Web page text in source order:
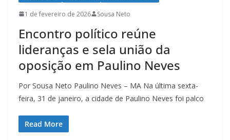
1 de fevereiro de 2026 Sousa Neto
Encontro político reúne
lideranças e sela união da
oposição em Paulino Neves
Por Sousa Neto Paulino Neves – MA Na última sexta-
feira, 31 de janeiro, a cidade de Paulino Neves foi palco
Read More